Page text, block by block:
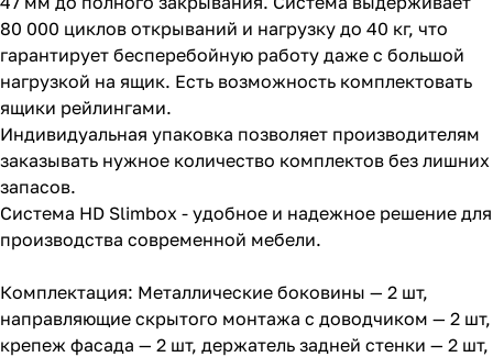
80 000 циклов открываний и нагрузку до 40 кг, что
гарантирует бесперебойную работу даже с большой
нагрузкой на ящик. Есть возможность комплектовать
ящики рейлингами.
Индивидуальная упаковка позволяет производителям
заказывать нужное количество комплектов без лишних
запасов.
Система HD Slimbox - удобное и надежное решение для
производства современной мебели.
Комплектация: Металлические боковины — 2 шт,
направляющие скрытого монтажа с доводчиком — 2 шт,
крепеж фасада — 2 шт, держатель задней стенки — 2 шт,